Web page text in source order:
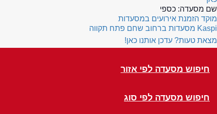
שם מסעדה: כספי
מוקד הזמנת אירועים במסעדות
Kaspi מסעדות ברחוב שחם פתח תקווה
מצאת טעות? עדכן אותנו כאן!
חיפוש מסעדה לפי אזור
חיפוש מסעדה לפי סוג